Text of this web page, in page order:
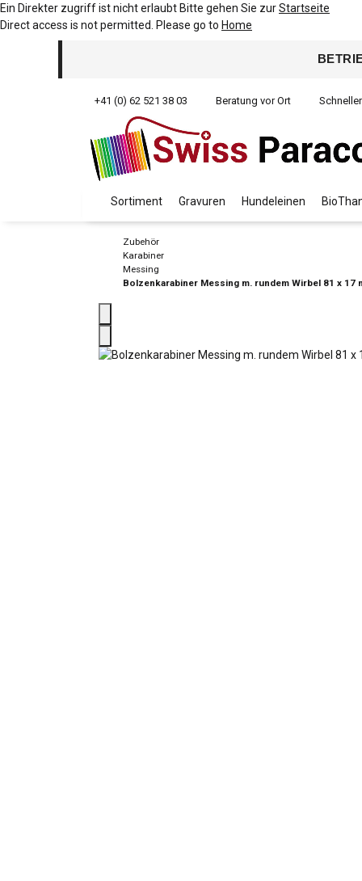
Ein Direkter zugriff ist nicht erlaubt Bitte gehen Sie zurStartseite
Direct access is not permitted. Please go to Home
+41 (0) 62 521 38 03 Beratung vor Ort
Sortiment Gravuren Hundeleinen
Zubehör
Karabiner
Messing
Bolzenkarabiner Messing m. rundem Wirbel 81 x 17